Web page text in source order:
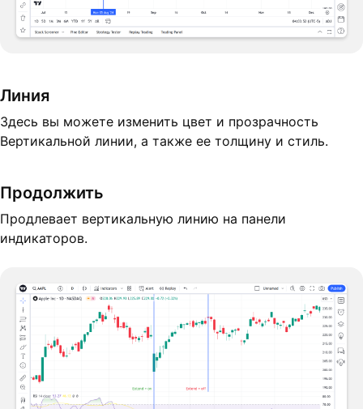
Линия
Здесь вы можете изменить цвет и прозрачность
Вертикальной линии, а также ее толщину и стиль.
Продолжить
Продлевает вертикальную линию на панели
индикаторов.